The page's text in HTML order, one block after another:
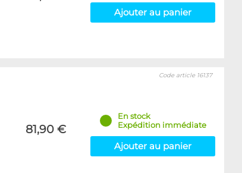
Ajouter au panier
81,90 €
Code article 16137
En stock
Expédition immédiate
Ajouter au panier